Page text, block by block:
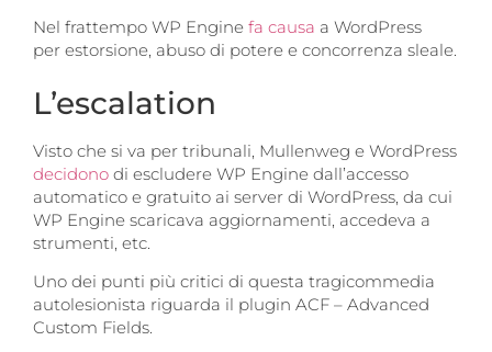
Nel frattempo WP Engine fa causa a WordPress
per estorsione, abuso di potere e concorrenza sleale.
L’escalation
Visto che si va per tribunali, Mullenweg e WordPress
decidono di escludere WP Engine dall’accesso
automatico e gratuito ai server di WordPress, da cui
WP Engine scaricava aggiornamenti, accedeva a
strumenti, etc.
Uno dei punti più critici di questa tragicommedia
autolesionista riguarda il plugin ACF – Advanced
Custom Fields.